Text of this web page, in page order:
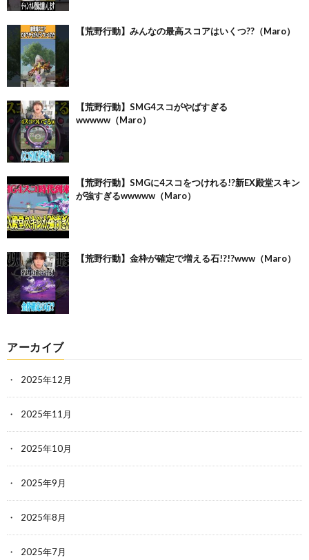
【荒野行動】みんなの最高スコアはいくつ??（Maro）
【荒野行動】SMG4スコがやばすぎる
wwwww（Maro）
【荒野行動】SMGに4スコをつけれる!?新EX殿堂スキン
が強すぎるwwwww（Maro）
【荒野行動】金枠が確定で増える石!?!?www（Maro）
アーカイブ
2025年12月
2025年11月
2025年10月
2025年9月
2025年8月
2025年7月